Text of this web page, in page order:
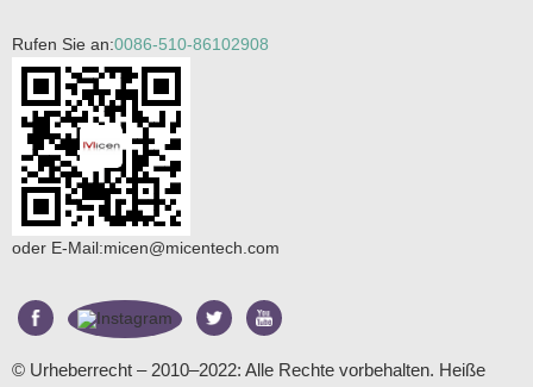
Rufen Sie an:0086-510-86102908
oder E-Mail:micen@micentech.com
© Urheberrecht – 2010–2022: Alle Rechte vorbehalten. Heiße